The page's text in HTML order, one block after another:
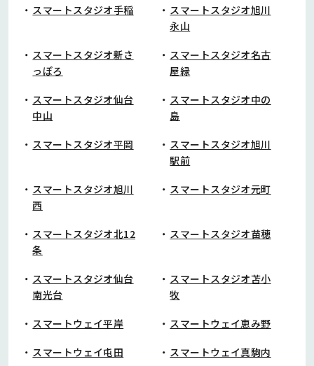
スマートスタジオ手稲
スマートスタジオ旭川
永山
スマートスタジオ新さ
っぽろ
スマートスタジオ名古
屋緑
スマートスタジオ仙台
中山
スマートスタジオ中の
島
スマートスタジオ平岡
スマートスタジオ旭川
駅前
スマートスタジオ旭川
西
スマートスタジオ元町
スマートスタジオ北12
条
スマートスタジオ苗穂
スマートスタジオ仙台
南光台
スマートスタジオ苫小
牧
スマートウェイ平岸 スマートウェイ恵み野
スマートウェイ屯田 スマートウェイ真駒内